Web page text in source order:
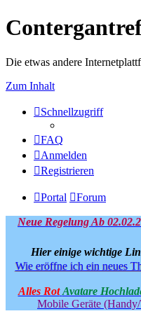
Die etwas andere
Zum Inhalt
Schnellzugriff
FAQ
Anmelden
Registrieren
Portal Forum
Neue Regelung Ab
Hier einige wichtige
Wie eröffne ich ein neues
Alles Rot Avatare
Mobile Geräte